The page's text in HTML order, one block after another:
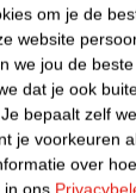
om je de
website
we jou de
dat je ook
Je bepaalt zelf
je voorkeuren
over